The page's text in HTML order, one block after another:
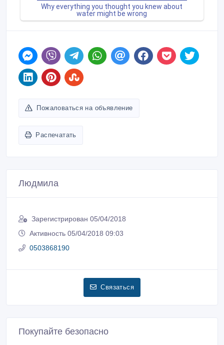
Пожаловаться на объявление
Распечатать
Людмила
Зарегистрирован 05/04/2018
Активность 05/04/2018 09:03
0503868190
Связаться
Покупайте безопасно